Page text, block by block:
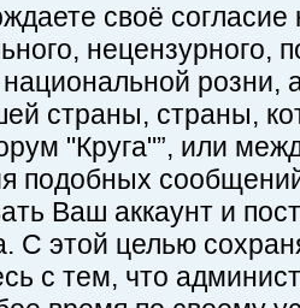
своё
нецензурного,
национальной
страны, страны,
"Круга"”, или
подобных
Ваш аккаунт и
С этой целью
с тем, что